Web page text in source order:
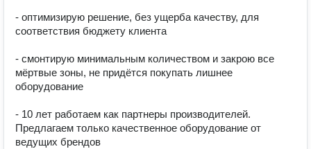
- оптимизирую решение, без ущерба качеству, для
соответствия бюджету клиента
- смонтирую минимальным количеством и закрою все
мёртвые зоны, не придётся покупать лишнее
оборудование
- 10 лет работаем как партнеры производителей.
Предлагаем только качественное оборудование от
ведущих брендов